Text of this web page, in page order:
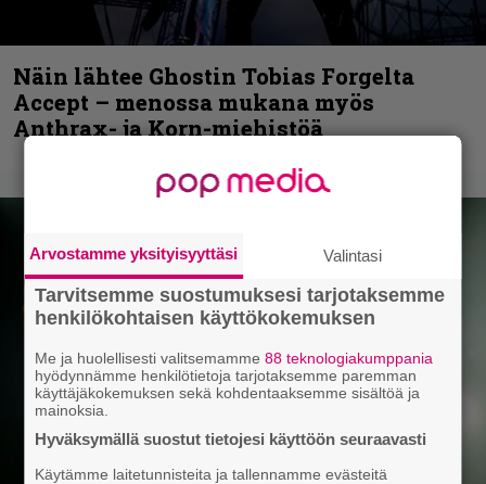
Näin lähtee Ghostin Tobias Forgelta
Accept – menossa mukana myös
Anthrax- ja Korn-miehistöä
Arvostamme yksityisyyttäsi Valintasi
Tarvitsemme suostumuksesi tarjotaksemme
henkilökohtaisen käyttökokemuksen
Me ja huolellisesti valitsemamme88 teknologiakumppania
hyödynnämme henkilötietoja tarjotaksemme paremman
käyttäjäkokemuksen sekä kohdentaaksemme sisältöä ja
mainoksia.
Hyväksymällä suostut tietojesi käyttöön seuraavasti
Käytämme laitetunnisteita ja tallennamme evästeitä